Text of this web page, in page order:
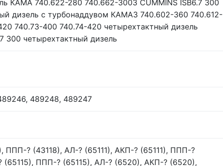
КАМА 740.622-280 740.662-300З CUMMINS ISB6.7 300
дизель с турбонаддувом КАМАЗ 740.602-360 740.612-
740.73-400 740.74-420 четырехтактный дизель
300 четырехтактный дизель
489248, 489247
ППП-? (43118), АЛ-? (65111), АКП-? (65111), ППП-?
(65115), ППП-? (65115), АЛ-? (6520), АКП-? (6520),